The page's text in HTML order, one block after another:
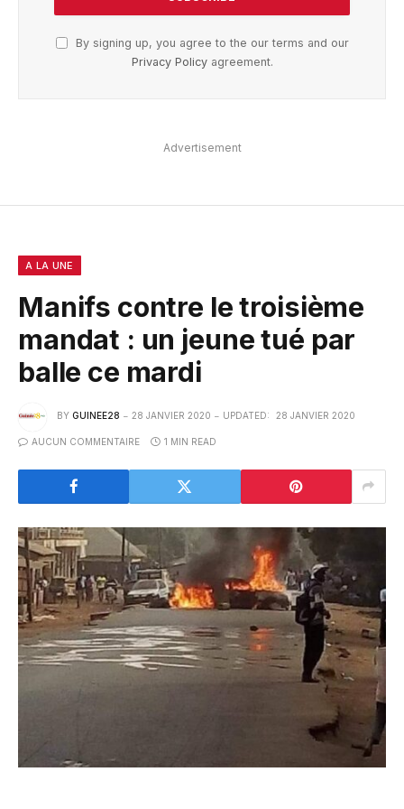
By signing up, you agree to the our terms and our
Privacy Policyagreement.
Advertisement
A LA UNE
Manifs contre le troisième
mandat : un jeune tué par
balle ce mardi
BY GUINEE28 28 JANVIER 2020 UPDATED: 28 JANVIER 2020
AUCUN COMMENTAIRE 1 MIN READ